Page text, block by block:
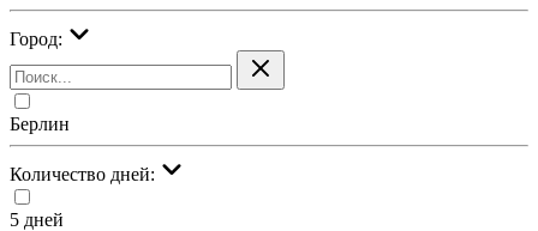
Город:
Берлин
Количество дней:
5 дней